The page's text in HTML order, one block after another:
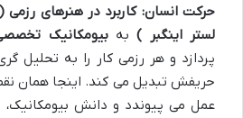
حرکت انسان: کاربرد در هنرهای
لستر اینگبر )بهبیومکانیک
پردازد و هر رزمی کار را به تحلیل
حریفش تبدیل می کند. اینجا همان
عمل می پیوندد و دانش بیومکانیک،